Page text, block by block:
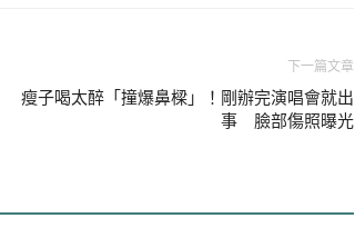
藝重心放在國際市場。
為最具有影響力和主導地位，與
德彼特和湯姆漢克斯和梅莉史
下一篇文章
瘦子喝太醉「撞爆鼻樑」！剛辦完演唱會就出
事 臉部傷照曝光